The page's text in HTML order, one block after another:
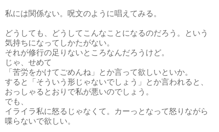
私には関係ない。呪文のように唱えてみる。
どうしても、どうしてこんなことになるのだろう。という
気持ちになってしかたがない。
それが修行の足りないところなんだろうけど。
じゃ、せめて
「苦労をかけてごめんね」とか言って欲しいといか。
すると「そういう形じゃないでしょう」とか言われると、
おっしゃるとおりで私が悪いのでしょう。
でも、
イライラ私に怒るじゃなくて。カーっとなって怒りながら
喋らないで欲しい。